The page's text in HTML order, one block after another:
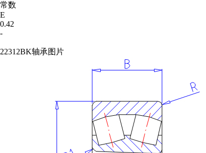
常数
E
0.42
-
22312BK轴承图片